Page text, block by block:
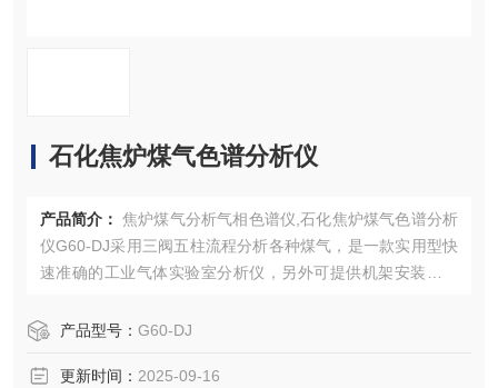
石化焦炉煤气色谱分析仪
产品简介： 焦炉煤气分析气相色谱仪,石化焦炉煤气色谱分析
仪G60-DJ采用三阀五柱流程分析各种煤气，是一款实用型快
速准确的工业气体实验室分析仪，另外可提供机架安装的在
G10。产品型号： G60-DJ
更新时间： 2025-09-16